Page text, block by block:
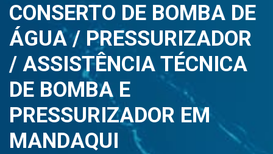
CONSERTO DE BOMBA DE
ÁGUA / PRESSURIZADOR
/ ASSISTÊNCIA TÉCNICA
DE BOMBA E
PRESSURIZADOR EM
MANDAQUI